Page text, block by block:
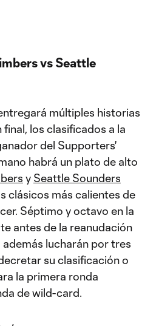
vs Seattle
múltiples historias
los clasificados a la
del Supporters'
habrá un plato de alto
y Seattle Sounders
clásicos más calientes de
Séptimo y octavo en la
antes de la reanudación
lucharán por tres
su clasificación o
la primera ronda
de wild-card.